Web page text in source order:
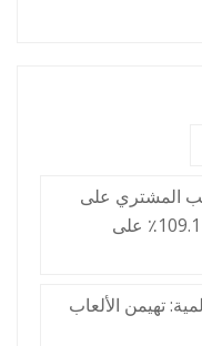
المشتري على
ألعاب القطيفة الحيوانية بنسبة 109.1٪ على
تهيمن الألعاب